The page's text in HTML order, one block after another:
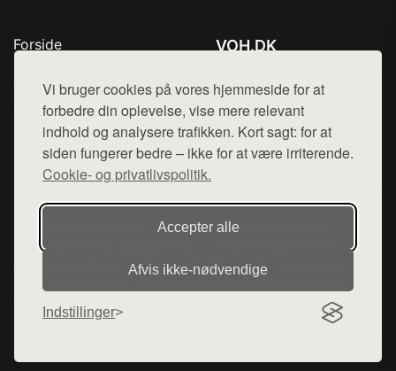
Vi bruger cookies på vores hjemmeside for at
forbedre din oplevelse, vise mere relevant
indhold og analysere trafikken. Kort sagt: for at
siden fungerer bedre – ikke for at være irriterende.
Cookie- og privatlivspolitik.
Accepter alle
Afvis ikke‑nødvendige
Indstillinger
Forside
Top Rabatter
Kontakt
VOH.DK
Mail: hej@want.dk
Cookie- og privatlivspolitik
Denne side er en del af want.dk, der udgiver en række
hjemmesider med præsentation af forskellige produkter fra
diverse webshops. Der sælges ikke varer fra denne side - vi
henviser til de shops, som sælger varen. Vi har heller ikke
varerne på lager.